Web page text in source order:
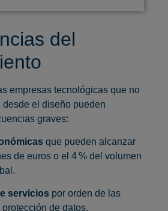
del
empresas tecnológicas que no
el diseño pueden
graves:
que pueden alcanzar
de euros o el 4 % del volumen
servicios por orden de las
de datos.